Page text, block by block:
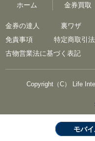
ホーム 金券買取
金券の達人 裏ワザ
免責事項
特定商取引
古物営業法に基づく表記
Copyright（C） Life
モバ